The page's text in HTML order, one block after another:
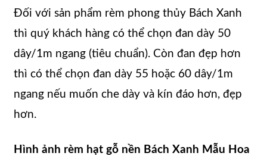
Đối với sản phẩm rèm phong thủy Bách Xanh
thì quý khách hàng có thể chọn đan dày 50
dây/1m ngang (tiêu chuẩn). Còn đan đẹp hơn
thì có thể chọn đan dày 55 hoặc 60 dây/1m
ngang nếu muốn che dày và kín đáo hơn, đẹp
hơn.
Hình ảnh rèm hạt gỗ nền Bách Xanh Mẫu Hoa